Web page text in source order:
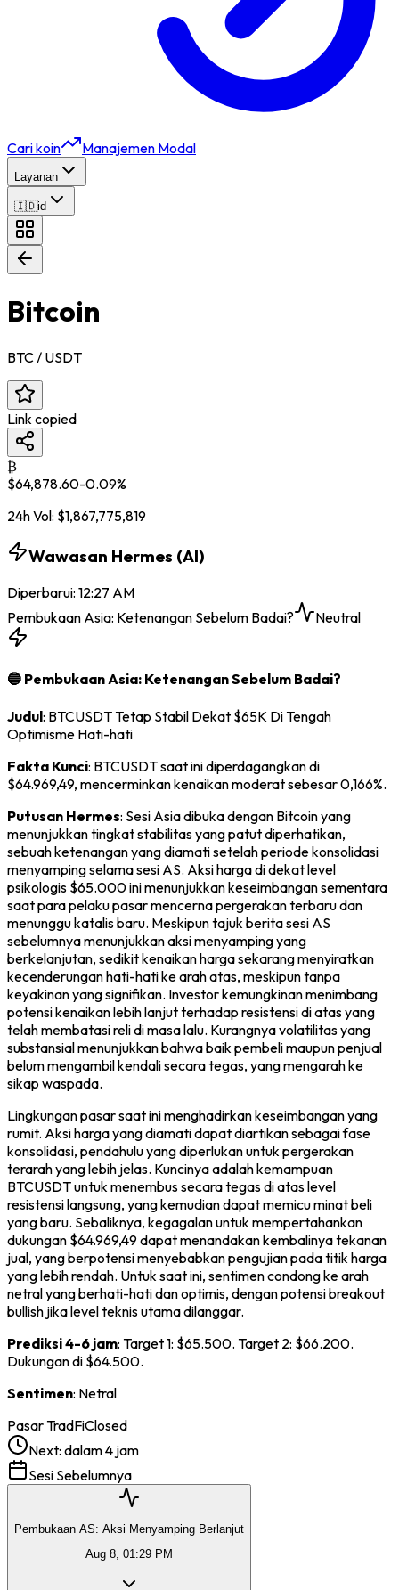
Cari koin Manajemen Modal
Layanan
🇮🇩id
Bitcoin
BTC / USDT
Link copied
₿
$64,878.60-0.09%
24h Vol: $1,867,775,819
Wawasan Hermes (AI)
Diperbarui: 12:27 AM
Pembukaan Asia: Ketenangan Sebelum Badai?
Neutral
🔵 Pembukaan Asia: Ketenangan Sebelum Badai?
Judul: BTCUSDT Tetap Stabil Dekat $65K Di Tengah
Optimisme Hati-hati
Fakta Kunci: BTCUSDT saat ini diperdagangkan di
$64.969,49, mencerminkan kenaikan moderat sebesar 0,166%.
Putusan Hermes: Sesi Asia dibuka dengan Bitcoin yang
menunjukkan tingkat stabilitas yang patut diperhatikan,
sebuah ketenangan yang diamati setelah periode konsolidasi
menyamping selama sesi AS. Aksi harga di dekat level
psikologis $65.000 ini menunjukkan keseimbangan sementara
saat para pelaku pasar mencerna pergerakan terbaru dan
menunggu katalis baru. Meskipun tajuk berita sesi AS
sebelumnya menunjukkan aksi menyamping yang
berkelanjutan, sedikit kenaikan harga sekarang menyiratkan
kecenderungan hati-hati ke arah atas, meskipun tanpa
keyakinan yang signifikan. Investor kemungkinan menimbang
potensi kenaikan lebih lanjut terhadap resistensi di atas yang
telah membatasi reli di masa lalu. Kurangnya volatilitas yang
substansial menunjukkan bahwa baik pembeli maupun penjual
belum mengambil kendali secara tegas, yang mengarah ke
sikap waspada.
Lingkungan pasar saat ini menghadirkan keseimbangan yang
rumit. Aksi harga yang diamati dapat diartikan sebagai fase
konsolidasi, pendahulu yang diperlukan untuk pergerakan
terarah yang lebih jelas. Kuncinya adalah kemampuan
BTCUSDT untuk menembus secara tegas di atas level
resistensi langsung, yang kemudian dapat memicu minat beli
yang baru. Sebaliknya, kegagalan untuk mempertahankan
dukungan $64.969,49 dapat menandakan kembalinya tekanan
jual, yang berpotensi menyebabkan pengujian pada titik harga
yang lebih rendah. Untuk saat ini, sentimen condong ke arah
netral yang berhati-hati dan optimis, dengan potensi breakout
bullish jika level teknis utama dilanggar.
Prediksi 4-6 jam: Target 1: $65.500. Target 2: $66.200.
Dukungan di $64.500.
Sentimen: Netral
Pasar TradFiClosed
Next: dalam 4 jam
Sesi Sebelumnya
Pembukaan AS: Aksi Menyamping Berlanjut
Aug 8, 01:29 PM